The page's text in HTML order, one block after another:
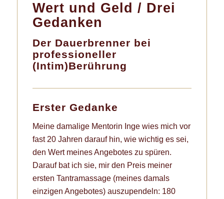
Wert und Geld / Drei
Gedanken
Der Dauerbrenner bei
professioneller
(Intim)Berührung
Erster Gedanke
Meine damalige Mentorin Inge wies mich vor
fast 20 Jahren darauf hin, wie wichtig es sei,
den Wert meines Angebotes zu spüren.
Darauf bat ich sie, mir den Preis meiner
ersten Tantramassage (meines damals
einzigen Angebotes) auszupendeln: 180